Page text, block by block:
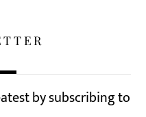
by subscribing to